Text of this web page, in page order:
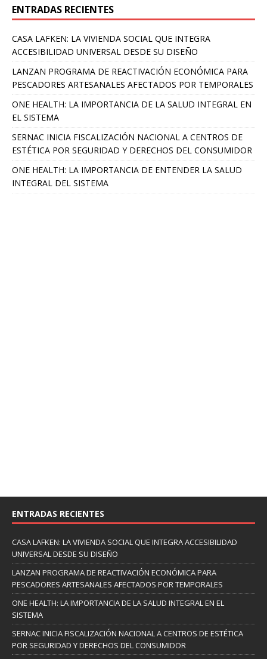
ENTRADAS RECIENTES
CASA LAFKEN: LA VIVIENDA SOCIAL QUE INTEGRA
ACCESIBILIDAD UNIVERSAL DESDE SU DISEÑO
LANZAN PROGRAMA DE REACTIVACIÓN ECONÓMICA PARA
PESCADORES ARTESANALES AFECTADOS POR TEMPORALES
ONE HEALTH: LA IMPORTANCIA DE LA SALUD INTEGRAL EN
EL SISTEMA
SERNAC INICIA FISCALIZACIÓN NACIONAL A CENTROS DE
ESTÉTICA POR SEGURIDAD Y DERECHOS DEL CONSUMIDOR
ONE HEALTH: LA IMPORTANCIA DE ENTENDER LA SALUD
INTEGRAL DEL SISTEMA
ENTRADAS RECIENTES
CASA LAFKEN: LA VIVIENDA SOCIAL QUE INTEGRA ACCESIBILIDAD
UNIVERSAL DESDE SU DISEÑO
LANZAN PROGRAMA DE REACTIVACIÓN ECONÓMICA PARA
PESCADORES ARTESANALES AFECTADOS POR TEMPORALES
ONE HEALTH: LA IMPORTANCIA DE LA SALUD INTEGRAL EN EL
SISTEMA
SERNAC INICIA FISCALIZACIÓN NACIONAL A CENTROS DE ESTÉTICA
POR SEGURIDAD Y DERECHOS DEL CONSUMIDOR